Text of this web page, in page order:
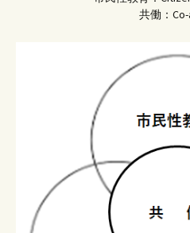
共働：